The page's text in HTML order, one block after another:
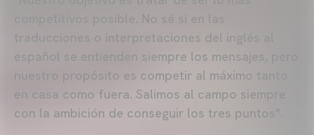
traducciones o interpretaciones del inglés al
español se entienden siempre los mensajes, pero
nuestro propósito es competir al máximo tanto
en casa como fuera. Salimos al campo siempre
con la ambición de conseguir los tres puntos".